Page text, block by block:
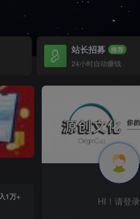
站长招募 推荐
24小时自动赚钱
1万+ HI！请登录